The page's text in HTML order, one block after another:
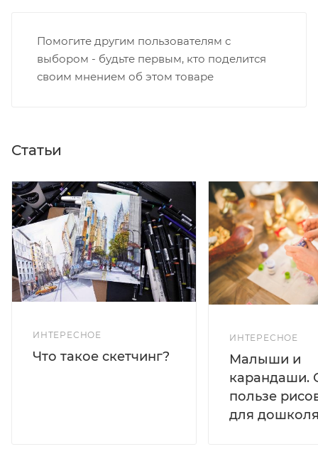
Помогите другим пользователям с
выбором - будьте первым, кто поделится
своим мнением об этом товаре
Статьи
ИНТЕРЕСНОЕ
Что такое скетчинг?
ИНТЕРЕСНОЕ
Малыши и
карандаши.
пользе
для